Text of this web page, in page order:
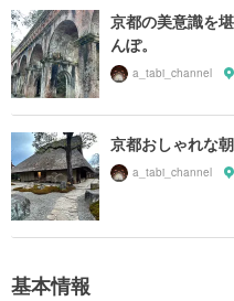
京都の美意識を
んぽ。
a_tabi_channel
京都おしゃれな
a_tabi_channel
基本情報